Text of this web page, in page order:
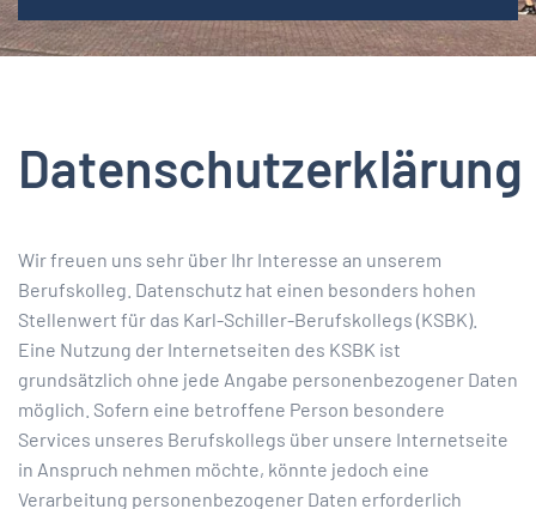
Datenschutzerklärung
Wir freuen uns sehr über Ihr Interesse an unserem
Berufskolleg. Datenschutz hat einen besonders hohen
Stellenwert für das Karl-Schiller-Berufskollegs (KSBK).
Eine Nutzung der Internetseiten des KSBK ist
grundsätzlich ohne jede Angabe personenbezogener Daten
möglich. Sofern eine betroffene Person besondere
Services unseres Berufskollegs über unsere Internetseite
in Anspruch nehmen möchte, könnte jedoch eine
Verarbeitung personenbezogener Daten erforderlich